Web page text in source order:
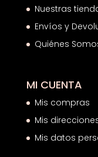
Nuestras
Envíos y
Quiénes
MI CUENTA
Mis compras
Mis
Mis datos